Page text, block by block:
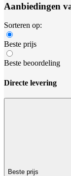
Aanbiedingen
Sorteren op:
Beste prijs
Beste beoordeling
Directe levering
Beste prijs